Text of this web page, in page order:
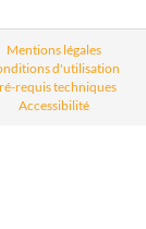
Mentions légales
d'utilisation
requis techniques
Accessibilité